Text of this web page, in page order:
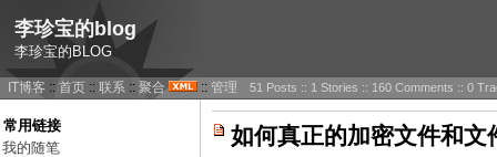
李珍宝的blog
李珍宝的BLOG
IT博客 :: 首页 :: 联系 :: 聚合 :: 管理 51 Posts :: 1 Stories :: 160 Comments :: 0
常用链接
我的随笔
如何真正的加密文件和文